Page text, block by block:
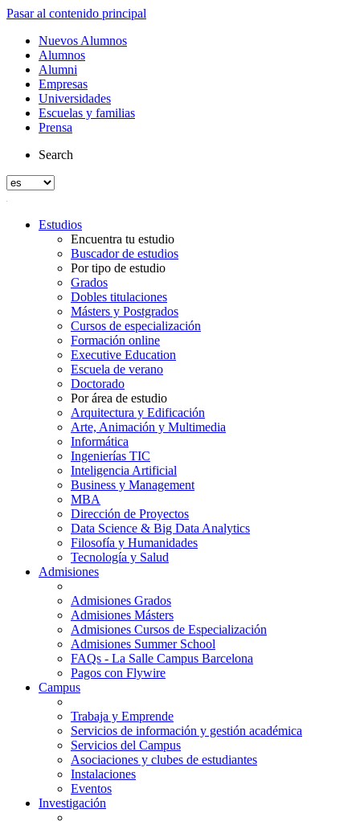
Pasar al contenido principal
Nuevos Alumnos
Alumnos
Alumni
Empresas
Universidades
Escuelas y familias
Prensa
Search
Estudios
Encuentra tu estudio
Buscador de estudios
Por tipo de estudio
Grados
Dobles titulaciones
Másters y Postgrados
Cursos de especialización
Formación online
Executive Education
Escuela de verano
Doctorado
Por área de estudio
Arquitectura y Edificación
Arte, Animación y Multimedia
Informática
Ingenierías TIC
Inteligencia Artificial
Business y Management
MBA
Dirección de Proyectos
Data Science & Big Data Analytics
Filosofía y Humanidades
Tecnología y Salud
Admisiones
Admisiones Grados
Admisiones Másters
Admisiones Cursos de Especialización
Admisiones Summer School
FAQs - La Salle Campus Barcelona
Pagos con Flywire
Campus
Trabaja y Emprende
Servicios de información y gestión académica
Servicios del Campus
Asociaciones y clubes de estudiantes
Instalaciones
Eventos
Investigación